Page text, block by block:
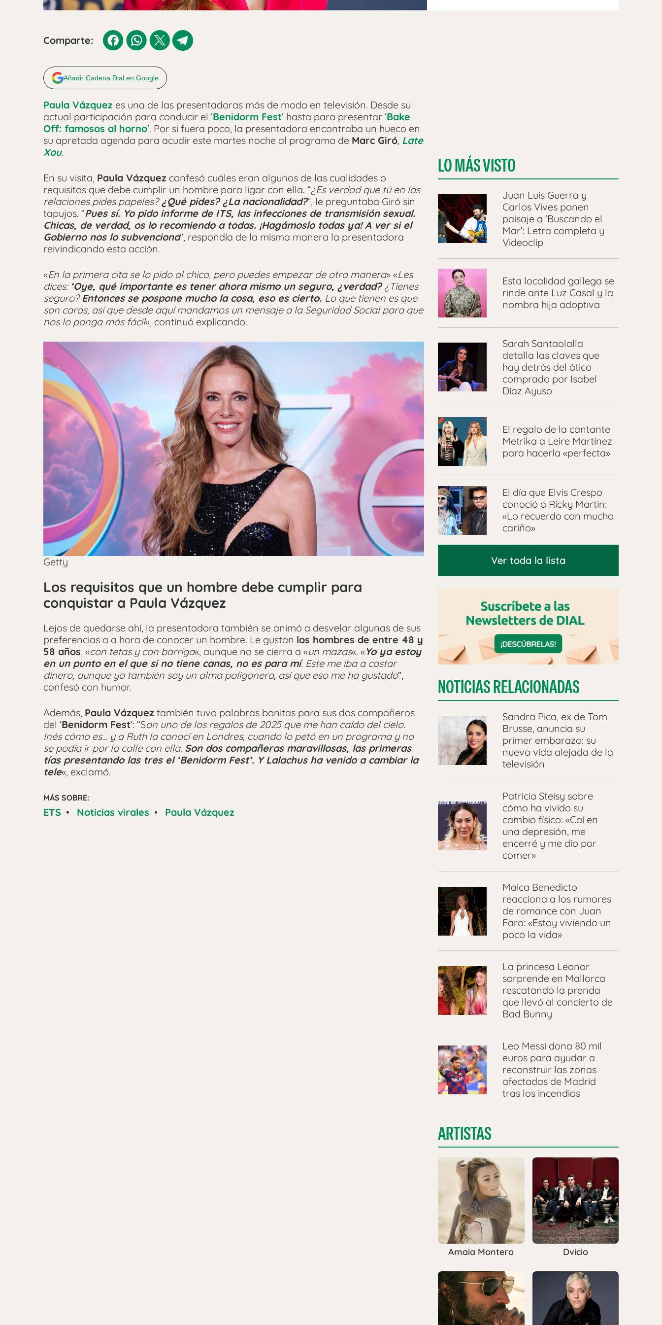
Comparte:
Añadir Cadena Dial en Google
Paula Vázquez es una de las presentadoras más de moda en televisión. Desde su
actual participación para conducir el ‘Benidorm Fest‘ hasta para presentar ‘Bake
Off: famosos al horno’. Por si fuera poco, la presentadora encontraba un hueco en
su apretada agenda para acudir este martes noche al programa de Marc Giró, Late
Xou.
En su visita, Paula Vázquez confesó cuáles eran algunos de las cualidades o
requisitos que debe cumplir un hombre para ligar con ella. “¿Es verdad que tú en las
relaciones pides papeles?¿Qué pides? ¿La nacionalidad?”, le preguntaba Giró sin
tapujos. “Pues sí. Yo pido informe de ITS, las infecciones de transmisión sexual.
Chicas, de verdad, os lo recomiendo a todas. ¡Hagámoslo todas ya! A ver si el
Gobierno nos lo subvenciona”, respondía de la misma manera la presentadora
reivindicando esta acción.
«En la primera cita se lo pido al chico, pero puedes empezar de otra manera» «Les
dices: ‘Oye, qué importante es tener ahora mismo un seguro, ¿verdad?¿Tienes
seguro? Entonces se pospone mucho la cosa, eso es cierto. Lo que tienen es que
son caras, así que desde aquí mandamos un mensaje a la Seguridad Social para que
nos lo ponga más fácil«, continuó explicando.
Getty
Los requisitos que un hombre debe cumplir para
conquistar a Paula Vázquez
Lejos de quedarse ahí, la presentadora también se animó a desvelar algunas de sus
preferencias a a hora de conocer un hombre. Le gustan los hombres de entre 48 y
58 años, «con tetas y con barriga«, aunque no se cierra a «un mazas«. «Yo ya estoy
en un punto en el que si no tiene canas, no es para mí. Este me iba a costar
dinero, aunque yo también soy un alma poligonera, así que eso me ha gustado”,
confesó con humor.
Además, Paula Vázquez también tuvo palabras bonitas para sus dos compañeros
del ‘Benidorm Fest‘: “Son uno de los regalos de 2025 que me han caído del cielo.
Inés cómo es… y a Ruth la conocí en Londres, cuando lo petó en un programa y no
se podía ir por la calle con ella. Son dos compañeras maravillosas, las primeras
tías presentando las tres el ‘Benidorm Fest’. Y Lalachus ha venido a cambiar la
tele«, exclamó.
MÁS SOBRE:
ETS • Noticias virales • Paula Vázquez
LO MÁS VISTO
Juan Luis Guerra y
Carlos Vives ponen
paisaje a ‘Buscando el
Mar’: Letra completa y
Videoclip
Esta localidad gallega se
rinde ante Luz Casal y la
nombra hija adoptiva
Sarah Santaolalla
detalla las claves que
hay detrás del ático
comprado por Isabel
Díaz Ayuso
El regalo de la cantante
Metrika a Leire Martínez
para hacerla «perfecta»
El día que Elvis Crespo
conoció a Ricky Martin:
«Lo recuerdo con mucho
cariño»
Ver toda la lista
NOTICIAS RELACIONADAS
Sandra Pica, ex de Tom
Brusse, anuncia su
primer embarazo: su
nueva vida alejada de la
televisión
Patricia Steisy sobre
cómo ha vivido su
cambio físico: «Caí en
una depresión, me
encerré y me dio por
comer»
Maica Benedicto
reacciona a los rumores
de romance con Juan
Faro: «Estoy viviendo un
poco la vida»
La princesa Leonor
sorprende en Mallorca
rescatando la prenda
que llevó al concierto de
Bad Bunny
Leo Messi dona 80 mil
euros para ayudar a
reconstruir las zonas
afectadas de Madrid
tras los incendios
ARTISTAS
Amaia Montero Dvicio